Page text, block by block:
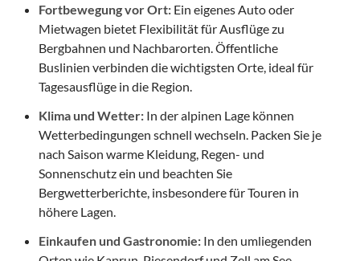
Fortbewegung vor Ort: Ein eigenes Auto oder
Mietwagen bietet Flexibilität für Ausflüge zu
Bergbahnen und Nachbarorten. Öffentliche
Buslinien verbinden die wichtigsten Orte, ideal für
Tagesausflüge in die Region.
Klima und Wetter: In der alpinen Lage können
Wetterbedingungen schnell wechseln. Packen Sie je
nach Saison warme Kleidung, Regen- und
Sonnenschutz ein und beachten Sie
Bergwetterberichte, insbesondere für Touren in
höhere Lagen.
Einkaufen und Gastronomie: In den umliegenden